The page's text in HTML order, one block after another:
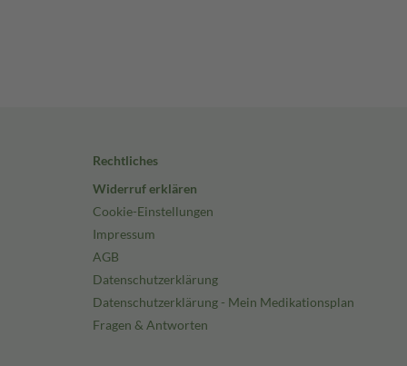
Rechtliches
Widerruf erklären
Cookie-Einstellungen
Impressum
AGB
Datenschutzerklärung
Datenschutzerklärung - Mein Medikationsplan
Fragen & Antworten